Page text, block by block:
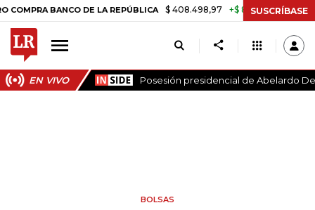
BANCO DE LA REPÚBLICA $ 408.498,97 +$ 8.753,81 +2,19% TASA
SUSCRÍBASE
EN VIVO Posesión presidencial de Abelardo
BOLSAS